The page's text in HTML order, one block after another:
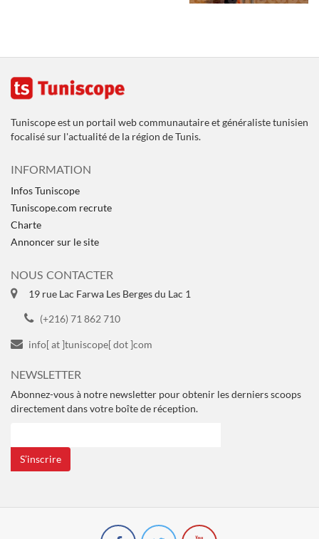
Tuniscope est un portail web communautaire et généraliste tunisien
focalisé sur l'actualité de la région de Tunis.
INFORMATION
Infos Tuniscope
Tuniscope.com recrute
Charte
Annoncer sur le site
NOUS CONTACTER
19 rue Lac Farwa Les Berges du Lac 1
(+216) 71 862 710
info[ at ]tuniscope[ dot ]com
NEWSLETTER
Abonnez-vous à notre newsletter pour obtenir les derniers scoops
directement dans votre boîte de réception.
S’inscrire